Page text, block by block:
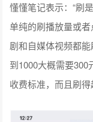
懂懂笔记表示：“刷
单纯的刷播放量或
剧和自媒体视频都
到1000大概需要
收费标准，而且刷得